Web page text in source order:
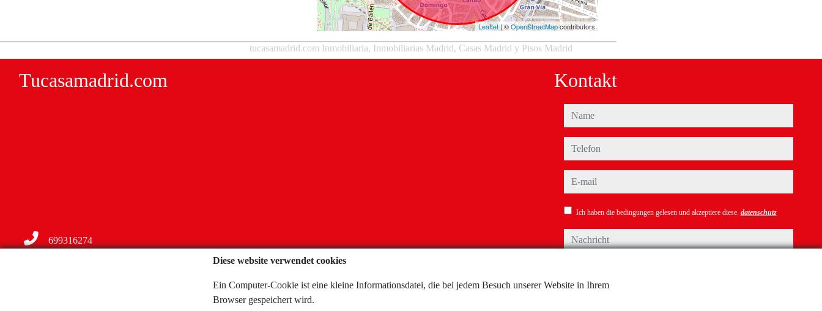
Leaflet| ©OpenStreetMapcontributors
tucasamadrid.com Inmobiliaria, Inmobiliarias Madrid, Casas Madrid y Pisos Madrid
Tucasamadrid.com
699316274
Kontakt
name
telefon
e-mail
Ich haben die bedingungen gelesen und akzeptiere diese. datenschutz
nachricht
Diese website verwendet cookies
Ein Computer-Cookie ist eine kleine Informationsdatei, die bei jedem Besuch unserer Website in Ihrem
Browser gespeichert wird.